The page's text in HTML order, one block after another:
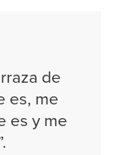
de
es, me
es y me